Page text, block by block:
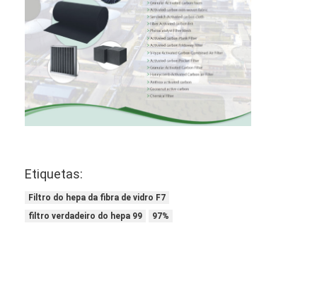
Para casa
Produtos
Vídeos
Visita à fábrica
Controle de qualidade
Etiquetas:
Filtro do hepa da fibra de vidro F7
filtro verdadeiro do hepa 99
97%